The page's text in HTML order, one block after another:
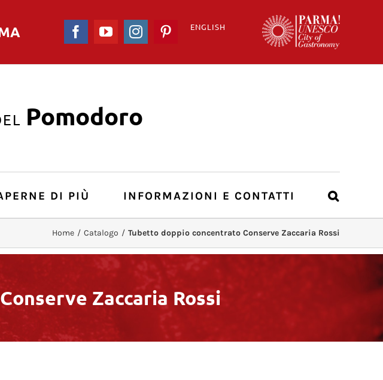
ENGLISH
FacebookYouTubeInstagramPinterest
Pomodoro
DI PIÙ INFORMAZIONI E CONTATTI
Zaccaria Rossi
Home / Catalogo / Tubetto doppio concentrato Conserve Zaccaria Rossi